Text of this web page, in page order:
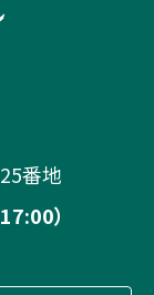
番地
）